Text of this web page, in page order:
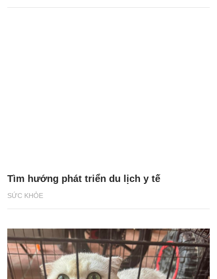
SỨC KHỎE
Tìm hướng phát triển du lịch y tế